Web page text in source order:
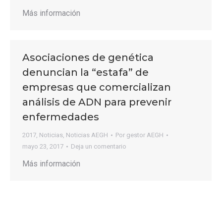
Más información
Asociaciones de genética
denuncian la “estafa” de
empresas que comercializan
análisis de ADN para prevenir
enfermedades
2017, Noticias, Noticias AEGH Por gestor AEGH
mayo 23, 2017
Deja un comentario
Más información